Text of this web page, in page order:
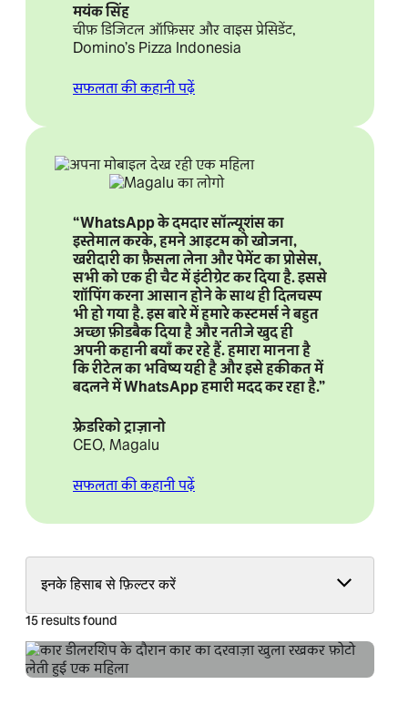
मयंक सिंह
चीफ़ डिजिटल ऑफ़िसर और वाइस प्रेसिडेंट,
Domino’s Pizza Indonesia
सफलता की कहानी पढ़ें
“WhatsApp के दमदार सॉल्यूशंस का
इस्तेमाल करके, हमने आइटम को खोजना,
खरीदारी का फ़ैसला लेना और पेमेंट का प्रोसेस,
सभी को एक ही चैट में इंटीग्रेट कर दिया है. इससे
शॉपिंग करना आसान होने के साथ ही दिलचस्प
भी हो गया है. इस बारे में हमारे कस्टमर्स ने बहुत
अच्छा फ़ीडबैक दिया है और नतीजे खुद ही
अपनी कहानी बयाँ कर रहे हैं. हमारा मानना है
कि रीटेल का भविष्य यही है और इसे हकीकत में
बदलने में WhatsApp हमारी मदद कर रहा है.”
फ़्रेडरिको ट्राज़ानो
CEO, Magalu
सफलता की कहानी पढ़ें
इनके हिसाब से फ़िल्टर करें
15 results found